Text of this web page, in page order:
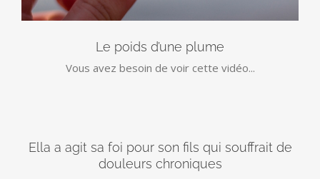
Le poids d’une plume
Vous avez besoin de voir cette vidéo...
Ella a agit sa foi pour son fils qui souffrait de
douleurs chroniques